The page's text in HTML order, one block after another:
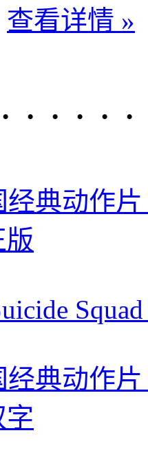
查看详情 »
· · · · ·
经典动作
版
经典动作
字